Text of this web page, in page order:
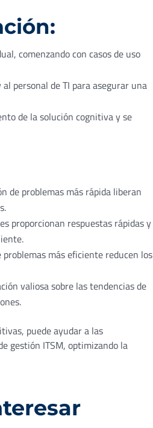
comenzando con casos de uso
personal de TI para asegurar una
de la solución cognitiva y se
de problemas más rápida liberan
proporcionan respuestas rápidas y
más eficiente reducen los
valiosa sobre las tendencias de
puede ayudar a las
gestión ITSM, optimizando la